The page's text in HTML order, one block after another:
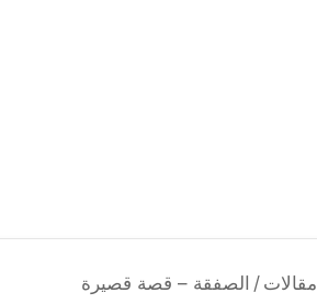
مقالات / الصفقة – قصة قصيرة